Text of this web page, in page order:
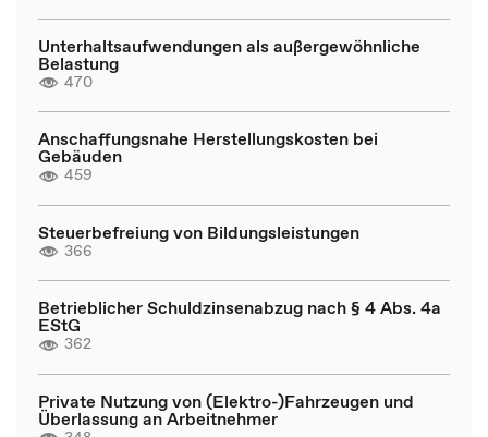
Unterhaltsaufwendungen als außergewöhnliche
Belastung
470
Anschaffungsnahe Herstellungskosten bei
Gebäuden
459
Steuerbefreiung von Bildungsleistungen
366
Betrieblicher Schuldzinsenabzug nach § 4 Abs. 4a
EStG
362
Private Nutzung von (Elektro-)Fahrzeugen und
Überlassung an Arbeitnehmer